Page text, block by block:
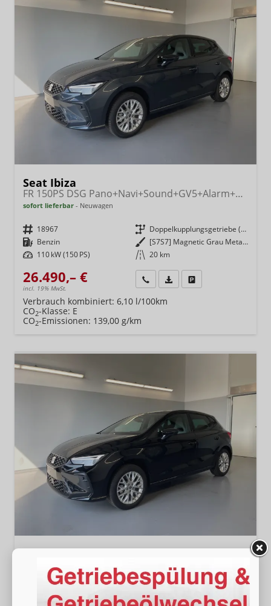
Seat Ibiza
FR 150PS DSG Pano+Navi+Sound+GV5+Alarm+Kessy+Voll-LED+Sitzheizung
sofort lieferbar Neuwagen
Fahrzeugnr. 18967 Getriebe
Doppelkupplungsgetriebe (DSG)
Kraftstoff Benzin Außenfarbe
[S7S7] Magnetic Grau Metallic
Leistung 110 kW (150 PS) Kilometerstand 20 km
26.490,– €
incl. 19% MwSt.
Wir rufen Sie anFahrzeugexposé (PDF)
Verbrauch kombiniert: 6,10 l/100km
CO2-Klasse: E
CO2-Emissionen: 139,00 g/km
FR 150PS DSG Pano+Navi+Sound+GV5+Alarm+Kessy+Voll-LED+Sitzheizung
sofort lieferbar Neuwagen
18968 Getriebe Doppelkupplungsgetriebe (DSG)